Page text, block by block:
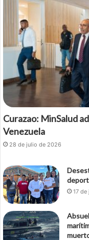
Curazao: MinSalud
Venezuela
28 de julio de 2026
17